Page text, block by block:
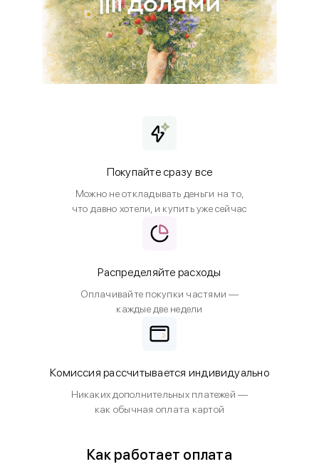
Покупайте сразу все
Можно не откладывать деньги на то,
что давно хотели, и купить уже сейчас
Распределяйте расходы
Оплачивайте покупки частями —
каждые две недели
Комиссия рассчитывается индивидуально
Никаких дополнительных платежей —
как обычная оплата картой
Как работает оплата